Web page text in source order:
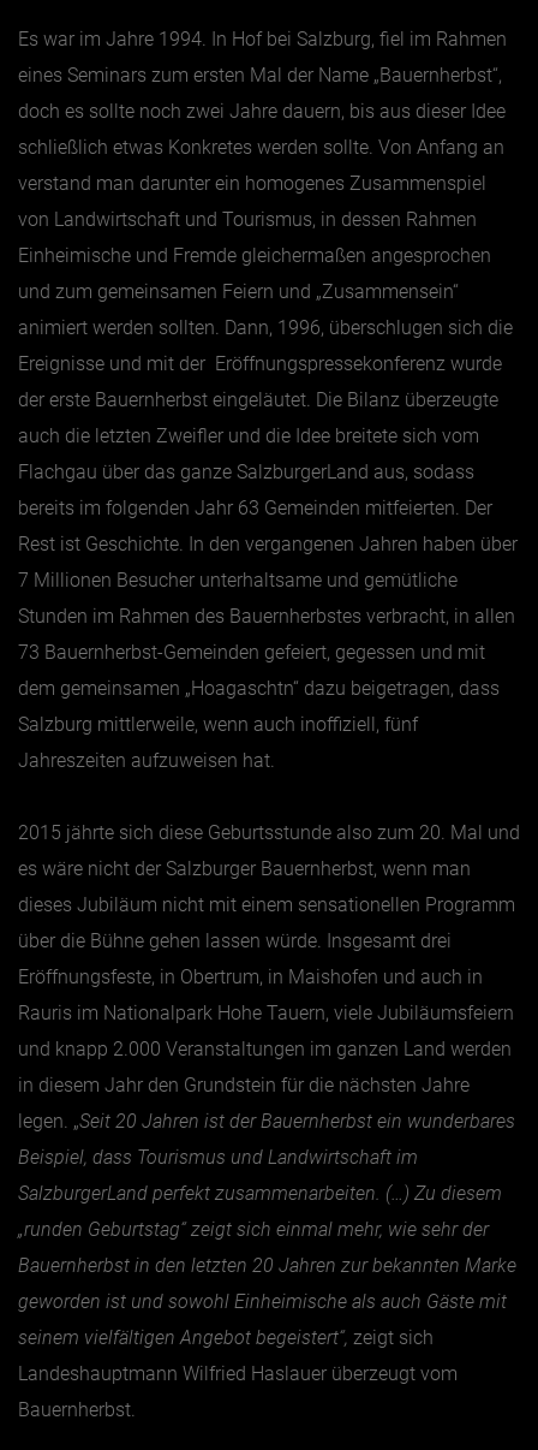
Es war im Jahre 1994. In Hof bei Salzburg, fiel im Rahmen
eines Seminars zum ersten Mal der Name „Bauernherbst“,
doch es sollte noch zwei Jahre dauern, bis aus dieser Idee
schließlich etwas Konkretes werden sollte. Von Anfang an
verstand man darunter ein homogenes Zusammenspiel
von Landwirtschaft und Tourismus, in dessen Rahmen
Einheimische und Fremde gleichermaßen angesprochen
und zum gemeinsamen Feiern und „Zusammensein“
animiert werden sollten. Dann, 1996, überschlugen sich die
Ereignisse und mit der Eröffnungspressekonferenz wurde
der erste Bauernherbst eingeläutet. Die Bilanz überzeugte
auch die letzten Zweifler und die Idee breitete sich vom
Flachgau über das ganze SalzburgerLand aus, sodass
bereits im folgenden Jahr 63 Gemeinden mitfeierten. Der
Rest ist Geschichte. In den vergangenen Jahren haben über
7 Millionen Besucher unterhaltsame und gemütliche
Stunden im Rahmen des Bauernherbstes verbracht, in allen
73 Bauernherbst-Gemeinden gefeiert, gegessen und mit
dem gemeinsamen „Hoagaschtn“ dazu beigetragen, dass
Salzburg mittlerweile, wenn auch inoffiziell, fünf
Jahreszeiten aufzuweisen hat.
2015 jährte sich diese Geburtsstunde also zum 20. Mal und
es wäre nicht der Salzburger Bauernherbst, wenn man
dieses Jubiläum nicht mit einem sensationellen Programm
über die Bühne gehen lassen würde. Insgesamt drei
Eröffnungsfeste, in Obertrum, in Maishofen und auch in
Rauris im Nationalpark Hohe Tauern, viele Jubiläumsfeiern
und knapp 2.000 Veranstaltungen im ganzen Land werden
in diesem Jahr den Grundstein für die nächsten Jahre
legen. „Seit 20 Jahren ist der Bauernherbst ein wunderbares
Beispiel, dass Tourismus und Landwirtschaft im
SalzburgerLand perfekt zusammenarbeiten. (…) Zu diesem
„runden Geburtstag“ zeigt sich einmal mehr, wie sehr der
Bauernherbst in den letzten 20 Jahren zur bekannten Marke
geworden ist und sowohl Einheimische als auch Gäste mit
seinem vielfältigen Angebot begeistert“, zeigt sich
Landeshauptmann Wilfried Haslauer überzeugt vom
Bauernherbst.